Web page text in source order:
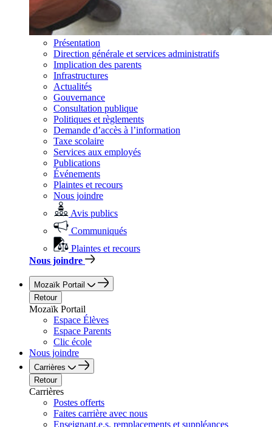
Présentation
Direction générale et services administratifs
Implication des parents
Infrastructures
Actualités
Gouvernance
Consultation publique
Politiques et règlements
Demande d’accès à l’information
Taxe scolaire
Services aux employés
Publications
Événements
Plaintes et recours
Nous joindre
Avis publics
Communiqués
Plaintes et recours
Nous joindre
Mozaïk Portail
Retour
Mozaïk Portail
Espace Élèves
Espace Parents
Clic école
Nous joindre
Carrières
Retour
Carrières
Postes offerts
Faites carrière avec nous
Enseignant.e.s, remplacements et suppléances